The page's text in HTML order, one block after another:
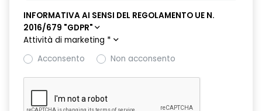
privacy glass
retrovisore interno elettrocromico frameless
retrovisori esterni elettrici riscaldabili e ripiegabili
retrovisori esterni in tinta tetto
INFORMATIVA AI SENSI DEL REGOLAMENTO UE N.
2016/679 "GDPR"
Attività di marketing *
Acconsento
Non acconsento